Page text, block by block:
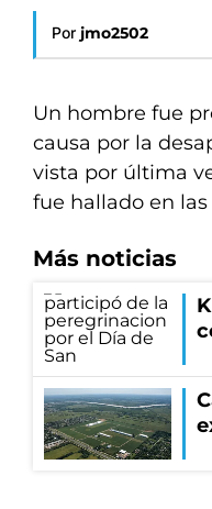
Por jmo2502
Un hombre fue
causa por la
vista por última
fue hallado en las
Más noticias